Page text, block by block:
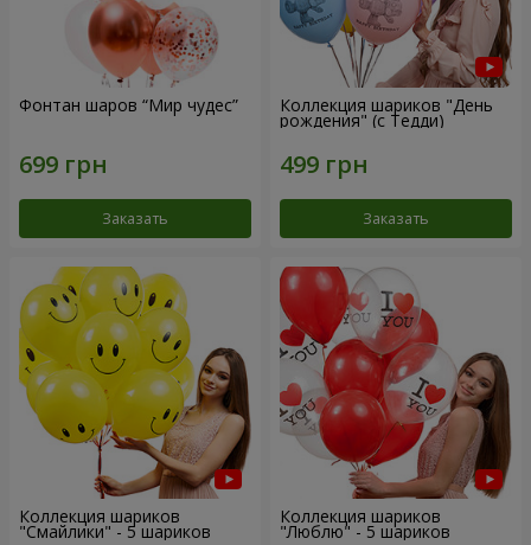
Фонтан шаров “Мир чудес”
Заказать
Коллекция шариков "День
рождения" (с Тедди)
Заказать
Коллекция шариков
"Смайлики" - 5 шариков
Коллекция шариков
"Люблю" - 5 шариков